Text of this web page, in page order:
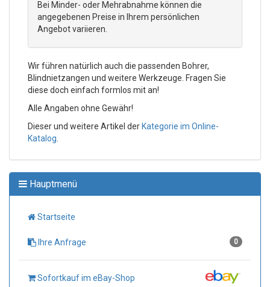
Bei Minder- oder Mehrabnahme können die
angegebenen Preise in Ihrem persönlichen
Angebot variieren.
Wir führen natürlich auch die passenden Bohrer,
Blindnietzangen und weitere Werkzeuge. Fragen Sie
diese doch einfach formlos mit an!
Alle Angaben ohne Gewähr!
Dieser und weitere Artikel der Kategorie im Online-
Katalog
Hauptmenü
Startseite
Ihre Anfrage 0
Sofortkauf im eBay-Shop